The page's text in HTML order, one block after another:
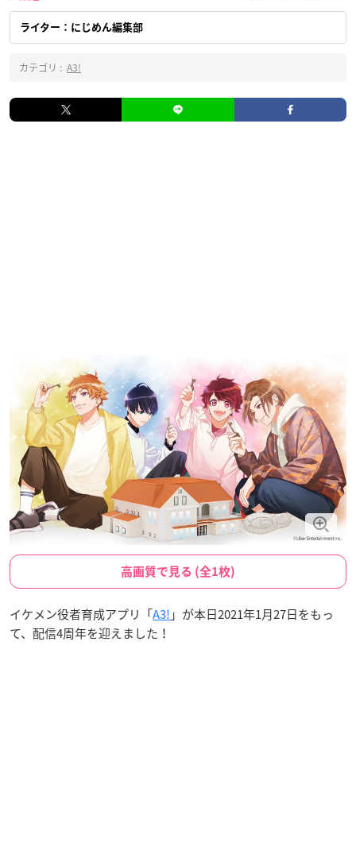
ライター：にじめん編集部
カテゴリ : A3!
高画質で見る (全1枚)
イケメン役者育成アプリ「A3! 」が本日2021年1月27日をもっ
て、配信4周年を迎えました！